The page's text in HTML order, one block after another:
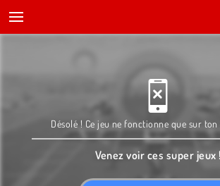
Désolé ! Ce jeu ne fonctionne que sur
Venez voir ces super jeux !